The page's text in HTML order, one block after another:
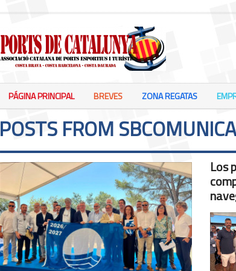
PÁGINA PRINCIPAL BREVES ZONA REGATAS
POSTS FROM
Los